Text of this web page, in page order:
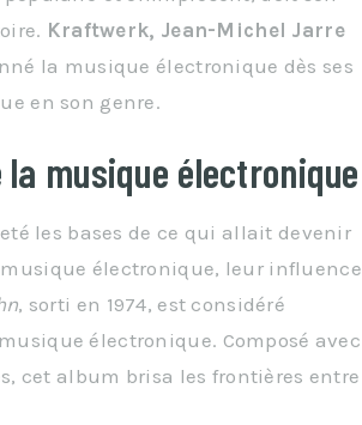
Kraftwerk, Jean-Michel Jarre
la musique électronique dès ses
en son genre.
musique électronique
les bases de ce qui allait devenir
électronique, leur influence
, sorti en 1974, est considéré
électronique. Composé avec
cet album brisa les frontières entre